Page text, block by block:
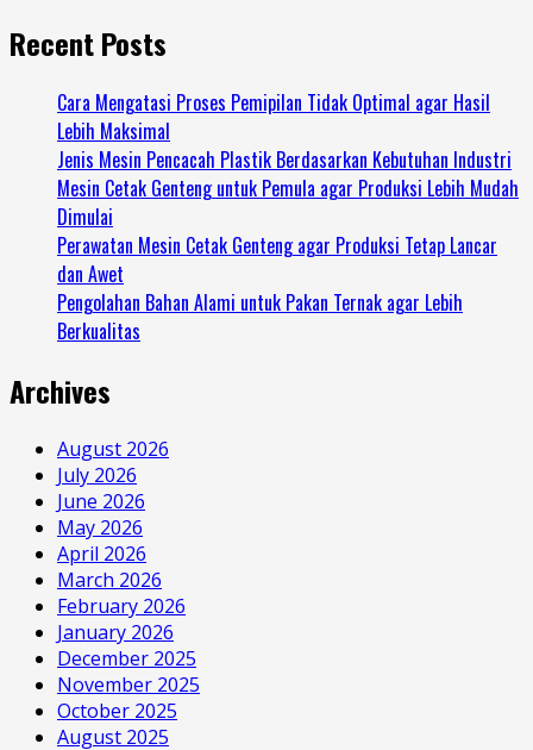
Recent Posts
Cara Mengatasi Proses Pemipilan Tidak Optimal agar Hasil
Lebih Maksimal
Jenis Mesin Pencacah Plastik Berdasarkan Kebutuhan Industri
Mesin Cetak Genteng untuk Pemula agar Produksi Lebih Mudah
Dimulai
Perawatan Mesin Cetak Genteng agar Produksi Tetap Lancar
dan Awet
Pengolahan Bahan Alami untuk Pakan Ternak agar Lebih
Berkualitas
Archives
August 2026
July 2026
June 2026
May 2026
April 2026
March 2026
February 2026
January 2026
December 2025
November 2025
October 2025
August 2025